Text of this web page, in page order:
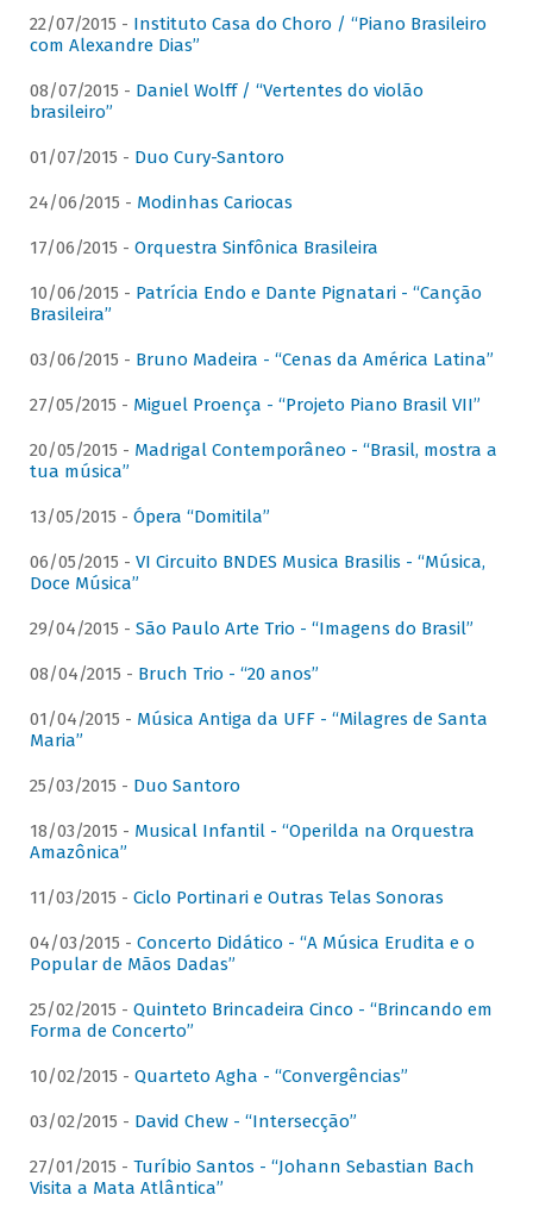
22/07/2015 - Instituto Casa do Choro / “Piano Brasileiro
com Alexandre Dias”
08/07/2015 - Daniel Wolff / “Vertentes do violão
brasileiro”
01/07/2015 - Duo Cury-Santoro
24/06/2015 - Modinhas Cariocas
17/06/2015 - Orquestra Sinfônica Brasileira
10/06/2015 - Patrícia Endo e Dante Pignatari - “Canção
Brasileira”
03/06/2015 - Bruno Madeira - “Cenas da América Latina”
27/05/2015 - Miguel Proença - “Projeto Piano Brasil VII”
20/05/2015 - Madrigal Contemporâneo - “Brasil, mostra a
tua música”
13/05/2015 - Ópera “Domitila”
06/05/2015 - VI Circuito BNDES Musica Brasilis - “Música,
Doce Música”
29/04/2015 - São Paulo Arte Trio - “Imagens do Brasil”
08/04/2015 - Bruch Trio - “20 anos”
01/04/2015 - Música Antiga da UFF - “Milagres de Santa
Maria”
25/03/2015 - Duo Santoro
18/03/2015 - Musical Infantil - “Operilda na Orquestra
Amazônica”
11/03/2015 - Ciclo Portinari e Outras Telas Sonoras
04/03/2015 - Concerto Didático - “A Música Erudita e o
Popular de Mãos Dadas”
25/02/2015 - Quinteto Brincadeira Cinco - “Brincando em
Forma de Concerto”
10/02/2015 - Quarteto Agha - “Convergências”
03/02/2015 - David Chew - “Intersecção”
27/01/2015 - Turíbio Santos - “Johann Sebastian Bach
Visita a Mata Atlântica”